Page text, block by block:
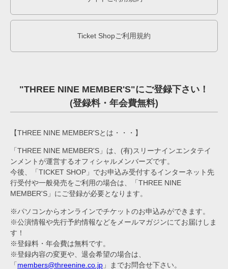
Ticket Shopご利用規約
"THREE NINE MEMBER'S"にご登録下さい！
(登録料・年会費無料)
【THREE NINE MEMBER'Sとは・・・】
「THREE NINE MEMBER'S」は、(有)スリーナインエンタテイ
ンメントが運営するオフィシャルメンバーズです。
今後、「TICKET SHOP」でお申込み受付するインターネット先
行受付や一般発売をご利用の場合は、「THREE NINE
MEMBER'S」にご登録が必要となります。
※パソコンからオンラインでチケットのお申込みができます。
※公演情報や先行予約情報などをメールマガジンにてお届けしま
す！
※登録料・年会費は無料です。
※登録内容の変更や、退会希望の場合は、
「members@threenine.co.jp 」までお問合せ下さい。